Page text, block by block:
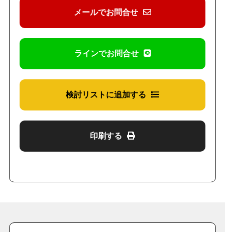
メールでお問合せ
ラインでお問合せ
検討リストに追加する
印刷する